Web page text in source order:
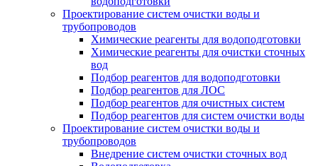
Проектирование систем очистки воды и
трубопроводов
Химические реагенты для водоподготовки
Химические реагенты для очистки сточных
вод
Подбор реагентов для водоподготовки
Подбор реагентов для ЛОС
Подбор реагентов для очистных систем
Подбор реагентов для систем очистки воды
Проектирование систем очистки воды и
трубопроводов
Внедрение систем очистки сточных вод